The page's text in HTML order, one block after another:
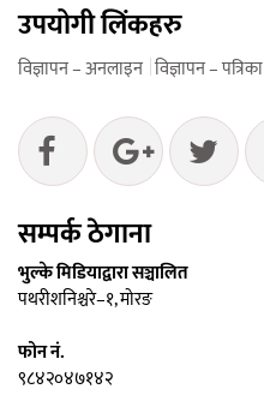
उपयोगी लिंकहरु
विज्ञापन – अनलाइन विज्ञापन – पत्रिका
सम्पर्क ठेगाना
भुल्के मिडियाद्वारा सञ्चालित
पथरीशनिश्चरे–१, मोरङ
फोन नं.
९८४२०४७१४२